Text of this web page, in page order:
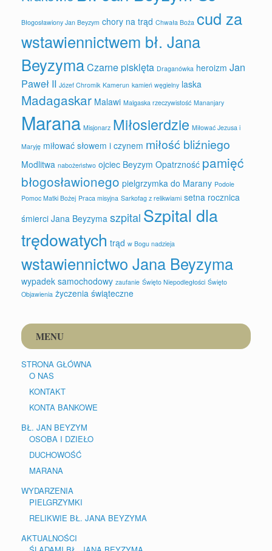
Błogosławiony Jan Beyzym chory na trąd Chwała Boża cud za
wstawiennictwem bł. Jana
BeyzymaCzarne pisklęta Draganówka heroizm Jan
Paweł II Józef Chromik Kamerun kamień węgielny laska
Madagaskar Malawi Malgaska rzeczywistość Mananjary
Marana Misjonarz Miłosierdzie Miłować Jezusa i
Maryję miłować słowem i czynem miłość bliźniego
Modlitwa nabożeństwo ojciec Beyzym Opatrzność pamięć
błogosławionego pielgrzymka do Marany Podole
Pomoc Matki Bożej Praca misyjna Sarkofag z relikwiami setna rocznica
śmierci Jana Beyzyma szpital Szpital dla
trędowatych trąd w Bogu nadzieja
wstawiennictwo Jana Beyzyma
wypadek samochodowy zaufanie Święto Niepodległości Święto
Objawienia życzenia świąteczne
MENU
STRONA GŁÓWNA
O NAS
KONTAKT
KONTA BANKOWE
BŁ. JAN BEYZYM
OSOBA I DZIEŁO
DUCHOWOŚĆ
MARANA
WYDARZENIA
PIELGRZYMKI
RELIKWIE BŁ. JANA BEYZYMA
AKTUALNOŚCI